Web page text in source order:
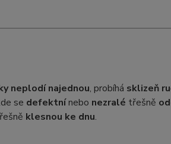
neplodí najednou, probíhá sklizeň
se defektnínebo nezralé třešně
klesnou ke dnu.